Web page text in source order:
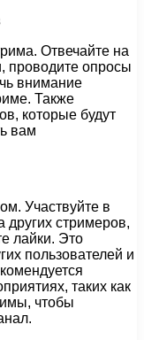
Отвечайте на
проводите опросы
внимание
Также
которые будут
вам
Участвуйте в
других стримеров,
лайки. Это
пользователей и
таких как
чтобы